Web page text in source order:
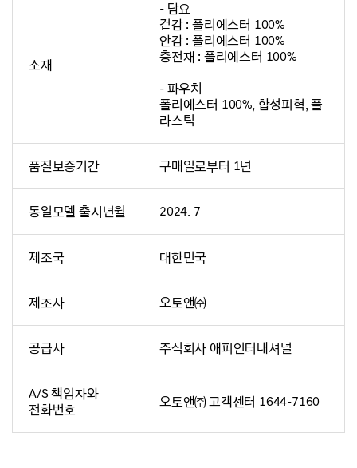
소재
- 담요
겉감 : 폴리에스터 100%
안감 : 폴리에스터 100%
충전재 : 폴리에스터 100%
- 파우치
폴리에스터 100%, 합성피혁, 플
라스틱
품질보증기간 구매일로부터 1년
동일모델 출시년월 2024. 7
제조국 대한민국
제조사 오토앤㈜
공급사 주식회사 애피인터내셔널
A/S 책임자와
전화번호
오토앤㈜ 고객센터 1644-7160